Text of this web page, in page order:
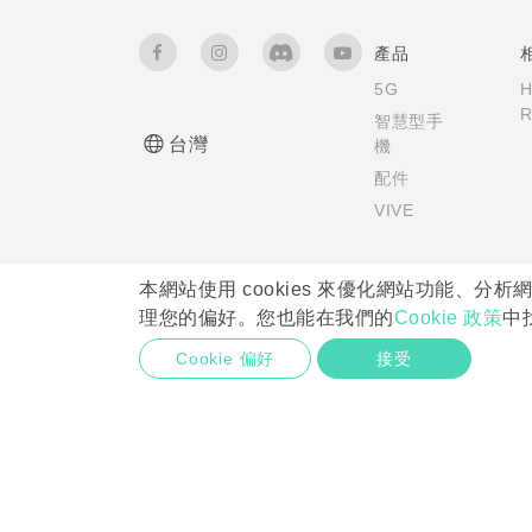
本網站使用 cookies 來優化網站功能、分析
理您的偏好。您也能在我們的Cookie 政策中
Cookie 偏好 接受
台灣
產品
5G
智慧型手
機
配件
VIVE